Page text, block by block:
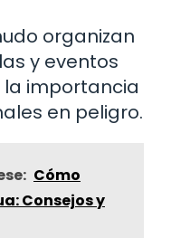
organizan
y eventos
la importancia
en peligro.
Cómo
Consejos y